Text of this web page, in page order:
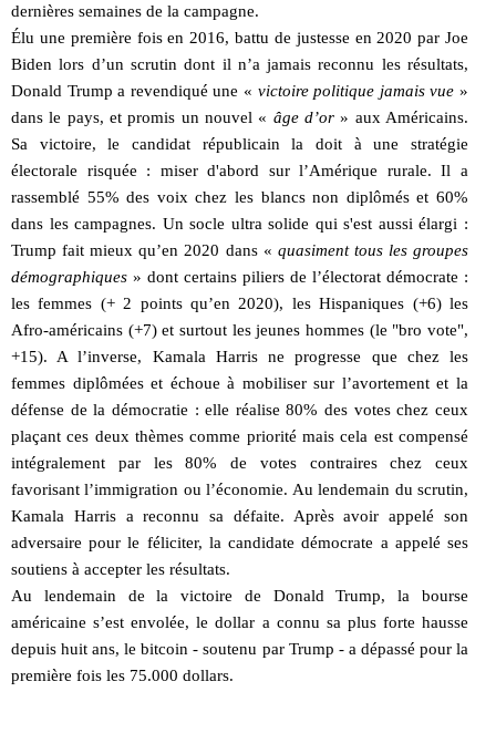
dernières semaines de la campagne.
Élu une première fois en 2016, battu de justesse en 2020 par Joe
Biden lors d’un scrutin dont il n’a jamais reconnu les résultats,
Donald Trump a revendiqué une « victoire politique jamais vue »
dans le pays, et promis un nouvel « âge d’or » aux Américains.
Sa victoire, le candidat républicain la doit à une stratégie
électorale risquée : miser d'abord sur l’Amérique rurale. Il a
rassemblé 55% des voix chez les blancs non diplômés et 60%
dans les campagnes. Un socle ultra solide qui s'est aussi élargi :
Trump fait mieux qu’en 2020 dans « quasiment tous les groupes
démographiques » dont certains piliers de l’électorat démocrate :
les femmes (+ 2 points qu’en 2020), les Hispaniques (+6) les
Afro-américains (+7) et surtout les jeunes hommes (le "bro vote",
+15). A l’inverse, Kamala Harris ne progresse que chez les
femmes diplômées et échoue à mobiliser sur l’avortement et la
défense de la démocratie : elle réalise 80% des votes chez ceux
plaçant ces deux thèmes comme priorité mais cela est compensé
intégralement par les 80% de votes contraires chez ceux
favorisant l’immigration ou l’économie. Au lendemain du scrutin,
Kamala Harris a reconnu sa défaite. Après avoir appelé son
adversaire pour le féliciter, la candidate démocrate a appelé ses
soutiens à accepter les résultats.
Au lendemain de la victoire de Donald Trump, la bourse
américaine s’est envolée, le dollar a connu sa plus forte hausse
depuis huit ans, le bitcoin - soutenu par Trump - a dépassé pour la
première fois les 75.000 dollars.